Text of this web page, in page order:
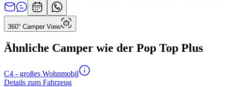
360° Camper View
Ähnliche Camper wie der Pop Top Plus
C4 - großes Wohnmobil
Details zum Fahrzeug